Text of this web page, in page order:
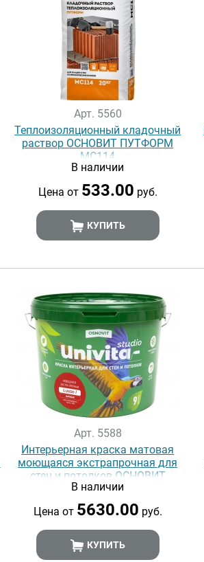
Арт. 5560
Теплоизоляционный кладочный
раствор ОСНОВИТ ПУТФОРМ
МС114
В наличии
Цена от 533.00 руб.
КУПИТЬ
Арт. 5588
Интерьерная краска матовая
моющаяся экстрапрочная для
стен и потолков ОСНОВИТ
UNIVITA STUDIO Lusso I
В наличии
Цена от 5630.00 руб.
КУПИТЬ